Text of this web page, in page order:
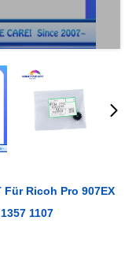
Für Ricoh Pro 907EX
1107